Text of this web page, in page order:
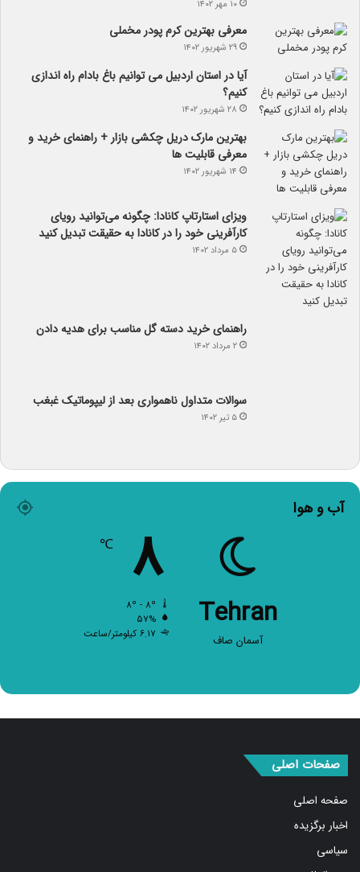
۱۰ مهر ۱۴۰۲
معرفی بهترین کرم پودر مخملی
۲۹ شهریور ۱۴۰۲
آیا در استان اردبیل می توانیم باغ بادام راه اندازی
کنیم؟
۲۸ شهریور ۱۴۰۲
بهترین مارک دریل چکشی بازار + راهنمای خرید و
معرفی قابلیت ها
۱۴ شهریور ۱۴۰۲
ویزای استارتاپ کانادا: چگونه می‌توانید رویای
کارآفرینی خود را در کانادا به حقیقت تبدیل کنید
۵ مرداد ۱۴۰۲
راهنمای خرید دسته گل مناسب برای هدیه دادن
۲ مرداد ۱۴۰۲
سوالات متداول ناهمواری بعد از لیپوماتیک غبغب
۵ تیر ۱۴۰۲
آب و هوا
Tehran
آسمان صاف
۸
۵۷%
۶.۱۷ کیلومتر/ساعت
صفحه اصلی
اخبار برگزیده
سیاسی
بین الملل